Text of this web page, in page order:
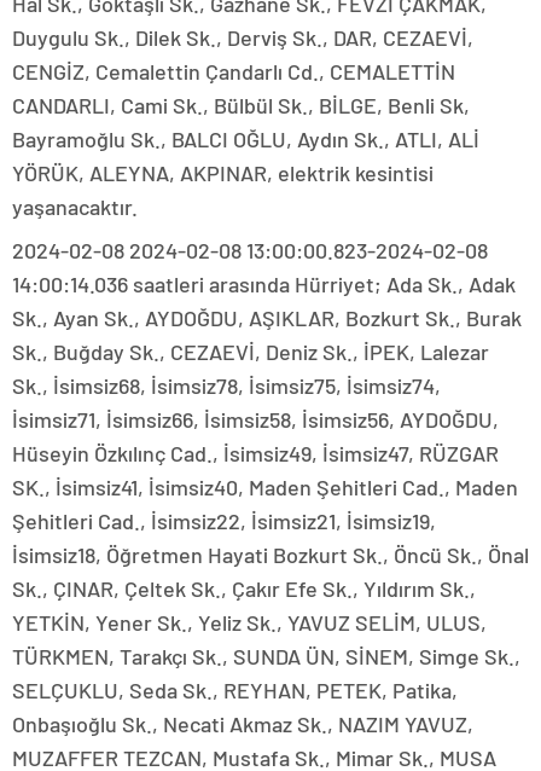
Duygulu Sk., Dilek Sk., Derviş Sk., DAR, CEZAEVİ,
CENGİZ, Cemalettin Çandarlı Cd., CEMALETTİN
CANDARLI, Cami Sk., Bülbül Sk., BİLGE, Benli Sk,
Bayramoğlu Sk., BALCI OĞLU, Aydın Sk., ATLI, ALİ
YÖRÜK, ALEYNA, AKPINAR, elektrik kesintisi
yaşanacaktır.
2024-02-08 2024-02-08 13:00:00.823-2024-02-08
14:00:14.036 saatleri arasında Hürriyet; Ada Sk., Adak
Sk., Ayan Sk., AYDOĞDU, AŞIKLAR, Bozkurt Sk., Burak
Sk., Buğday Sk., CEZAEVİ, Deniz Sk., İPEK, Lalezar
Sk., İsimsiz68, İsimsiz78, İsimsiz75, İsimsiz74,
İsimsiz71, İsimsiz66, İsimsiz58, İsimsiz56, AYDOĞDU,
Hüseyin Özkılınç Cad., İsimsiz49, İsimsiz47, RÜZGAR
SK., İsimsiz41, İsimsiz40, Maden Şehitleri Cad., Maden
Şehitleri Cad., İsimsiz22, İsimsiz21, İsimsiz19,
İsimsiz18, Öğretmen Hayati Bozkurt Sk., Öncü Sk., Önal
Sk., ÇINAR, Çeltek Sk., Çakır Efe Sk., Yıldırım Sk.,
YETKİN, Yener Sk., Yeliz Sk., YAVUZ SELİM, ULUS,
TÜRKMEN, Tarakçı Sk., SUNDA ÜN, SİNEM, Simge Sk.,
SELÇUKLU, Seda Sk., REYHAN, PETEK, Patika,
Onbaşıoğlu Sk., Necati Akmaz Sk., NAZIM YAVUZ,
MUZAFFER TEZCAN, Mustafa Sk., Mimar Sk., MUSA